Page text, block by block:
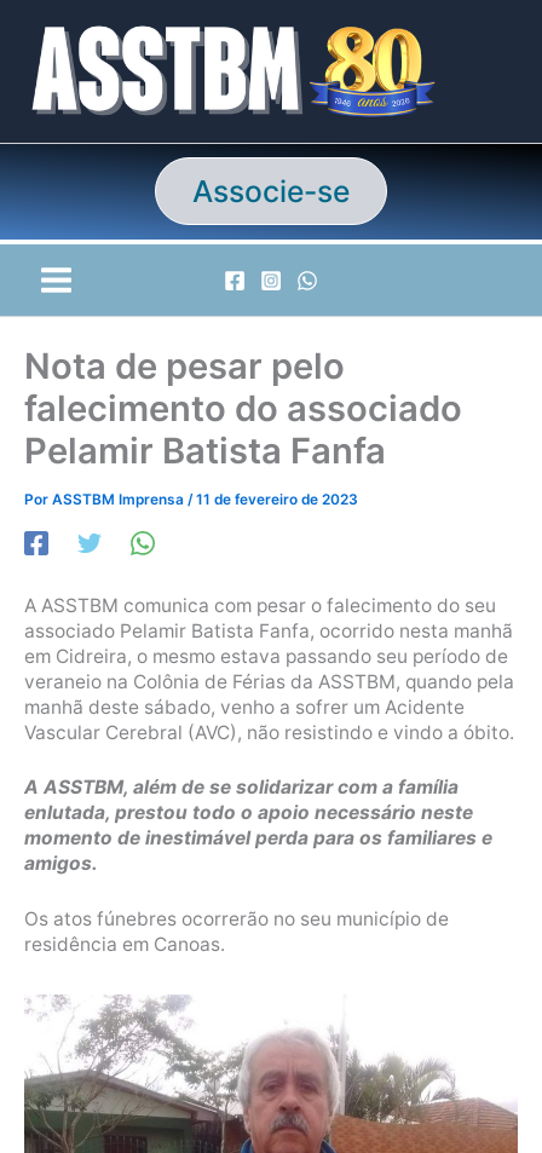
conteúdo
Associe-se
Nota de pesar pelo
falecimento do associado
Pelamir Batista Fanfa
Por ASSTBM Imprensa /11 de fevereiro de 2023
A ASSTBM comunica com pesar o falecimento do seu
associado Pelamir Batista Fanfa, ocorrido nesta manhã
em Cidreira, o mesmo estava passando seu período de
veraneio na Colônia de Férias da ASSTBM, quando pela
manhã deste sábado, venho a sofrer um Acidente
Vascular Cerebral (AVC), não resistindo e vindo a óbito.
A ASSTBM, além de se solidarizar com a família
enlutada, prestou todo o apoio necessário neste
momento de inestimável perda para os familiares e
amigos.
Os atos fúnebres ocorrerão no seu município de
residência em Canoas.